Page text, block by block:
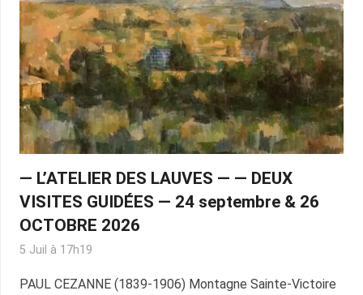
— L’ATELIER DES LAUVES — — DEUX
VISITES GUIDÉES — 24 septembre & 26
OCTOBRE 2026
5 Juil à 17h19
PAUL CEZANNE (1839-1906) Montagne Sainte-Victoire